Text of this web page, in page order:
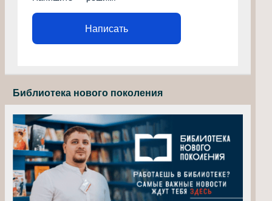
Написать
Библиотека нового поколения